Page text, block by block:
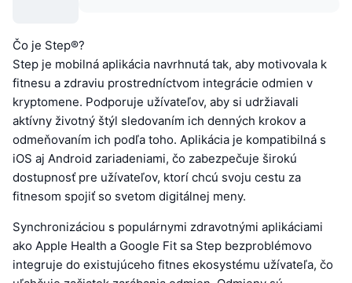
Čo je Step®?
Step je mobilná aplikácia navrhnutá tak, aby motivovala k
fitnesu a zdraviu prostredníctvom integrácie odmien v
kryptomene. Podporuje užívateľov, aby si udržiavali
aktívny životný štýl sledovaním ich denných krokov a
odmeňovaním ich podľa toho. Aplikácia je kompatibilná s
iOS aj Android zariadeniami, čo zabezpečuje širokú
dostupnosť pre užívateľov, ktorí chcú svoju cestu za
fitnesom spojiť so svetom digitálnej meny.
Synchronizáciou s populárnymi zdravotnými aplikáciami
ako Apple Health a Google Fit sa Step bezproblémovo
integruje do existujúceho fitnes ekosystému užívateľa, čo